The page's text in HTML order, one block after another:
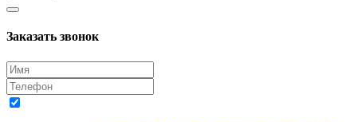
Заказать звонок